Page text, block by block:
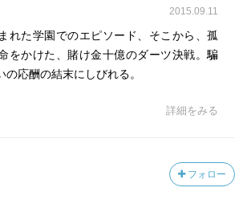
2015.09.11
れた学園でのエピソード、そこから、孤
をかけた、賭け金十億のダーツ決戦。騙
の応酬の結末にしびれる。
詳細をみる
フォロー